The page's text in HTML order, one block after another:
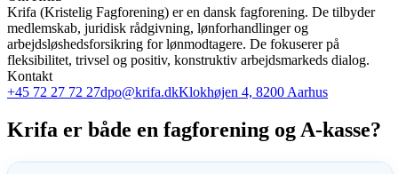
Krifa (Kristelig Fagforening) er en dansk fagforening. De tilbyder
medlemskab, juridisk rådgivning, lønforhandlinger og
arbejdsløshedsforsikring for lønmodtagere. De fokuserer på
fleksibilitet, trivsel og positiv, konstruktiv arbejdsmarkeds dialog.
Kontakt
+45 72 27 72 27dpo@krifa.dkKlokhøjen 4, 8200 Aarhus
Krifa er både en fagforening og A-kasse?